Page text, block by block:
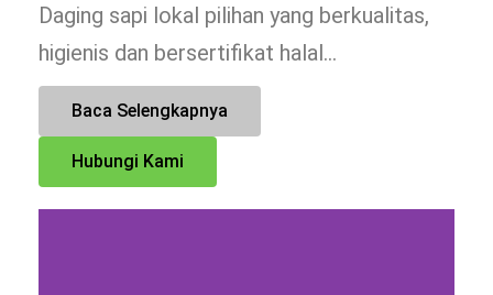
Daging sapi lokal pilihan yang berkualitas,
higienis dan bersertifikat halal…
Baca Selengkapnya
Hubungi Kami